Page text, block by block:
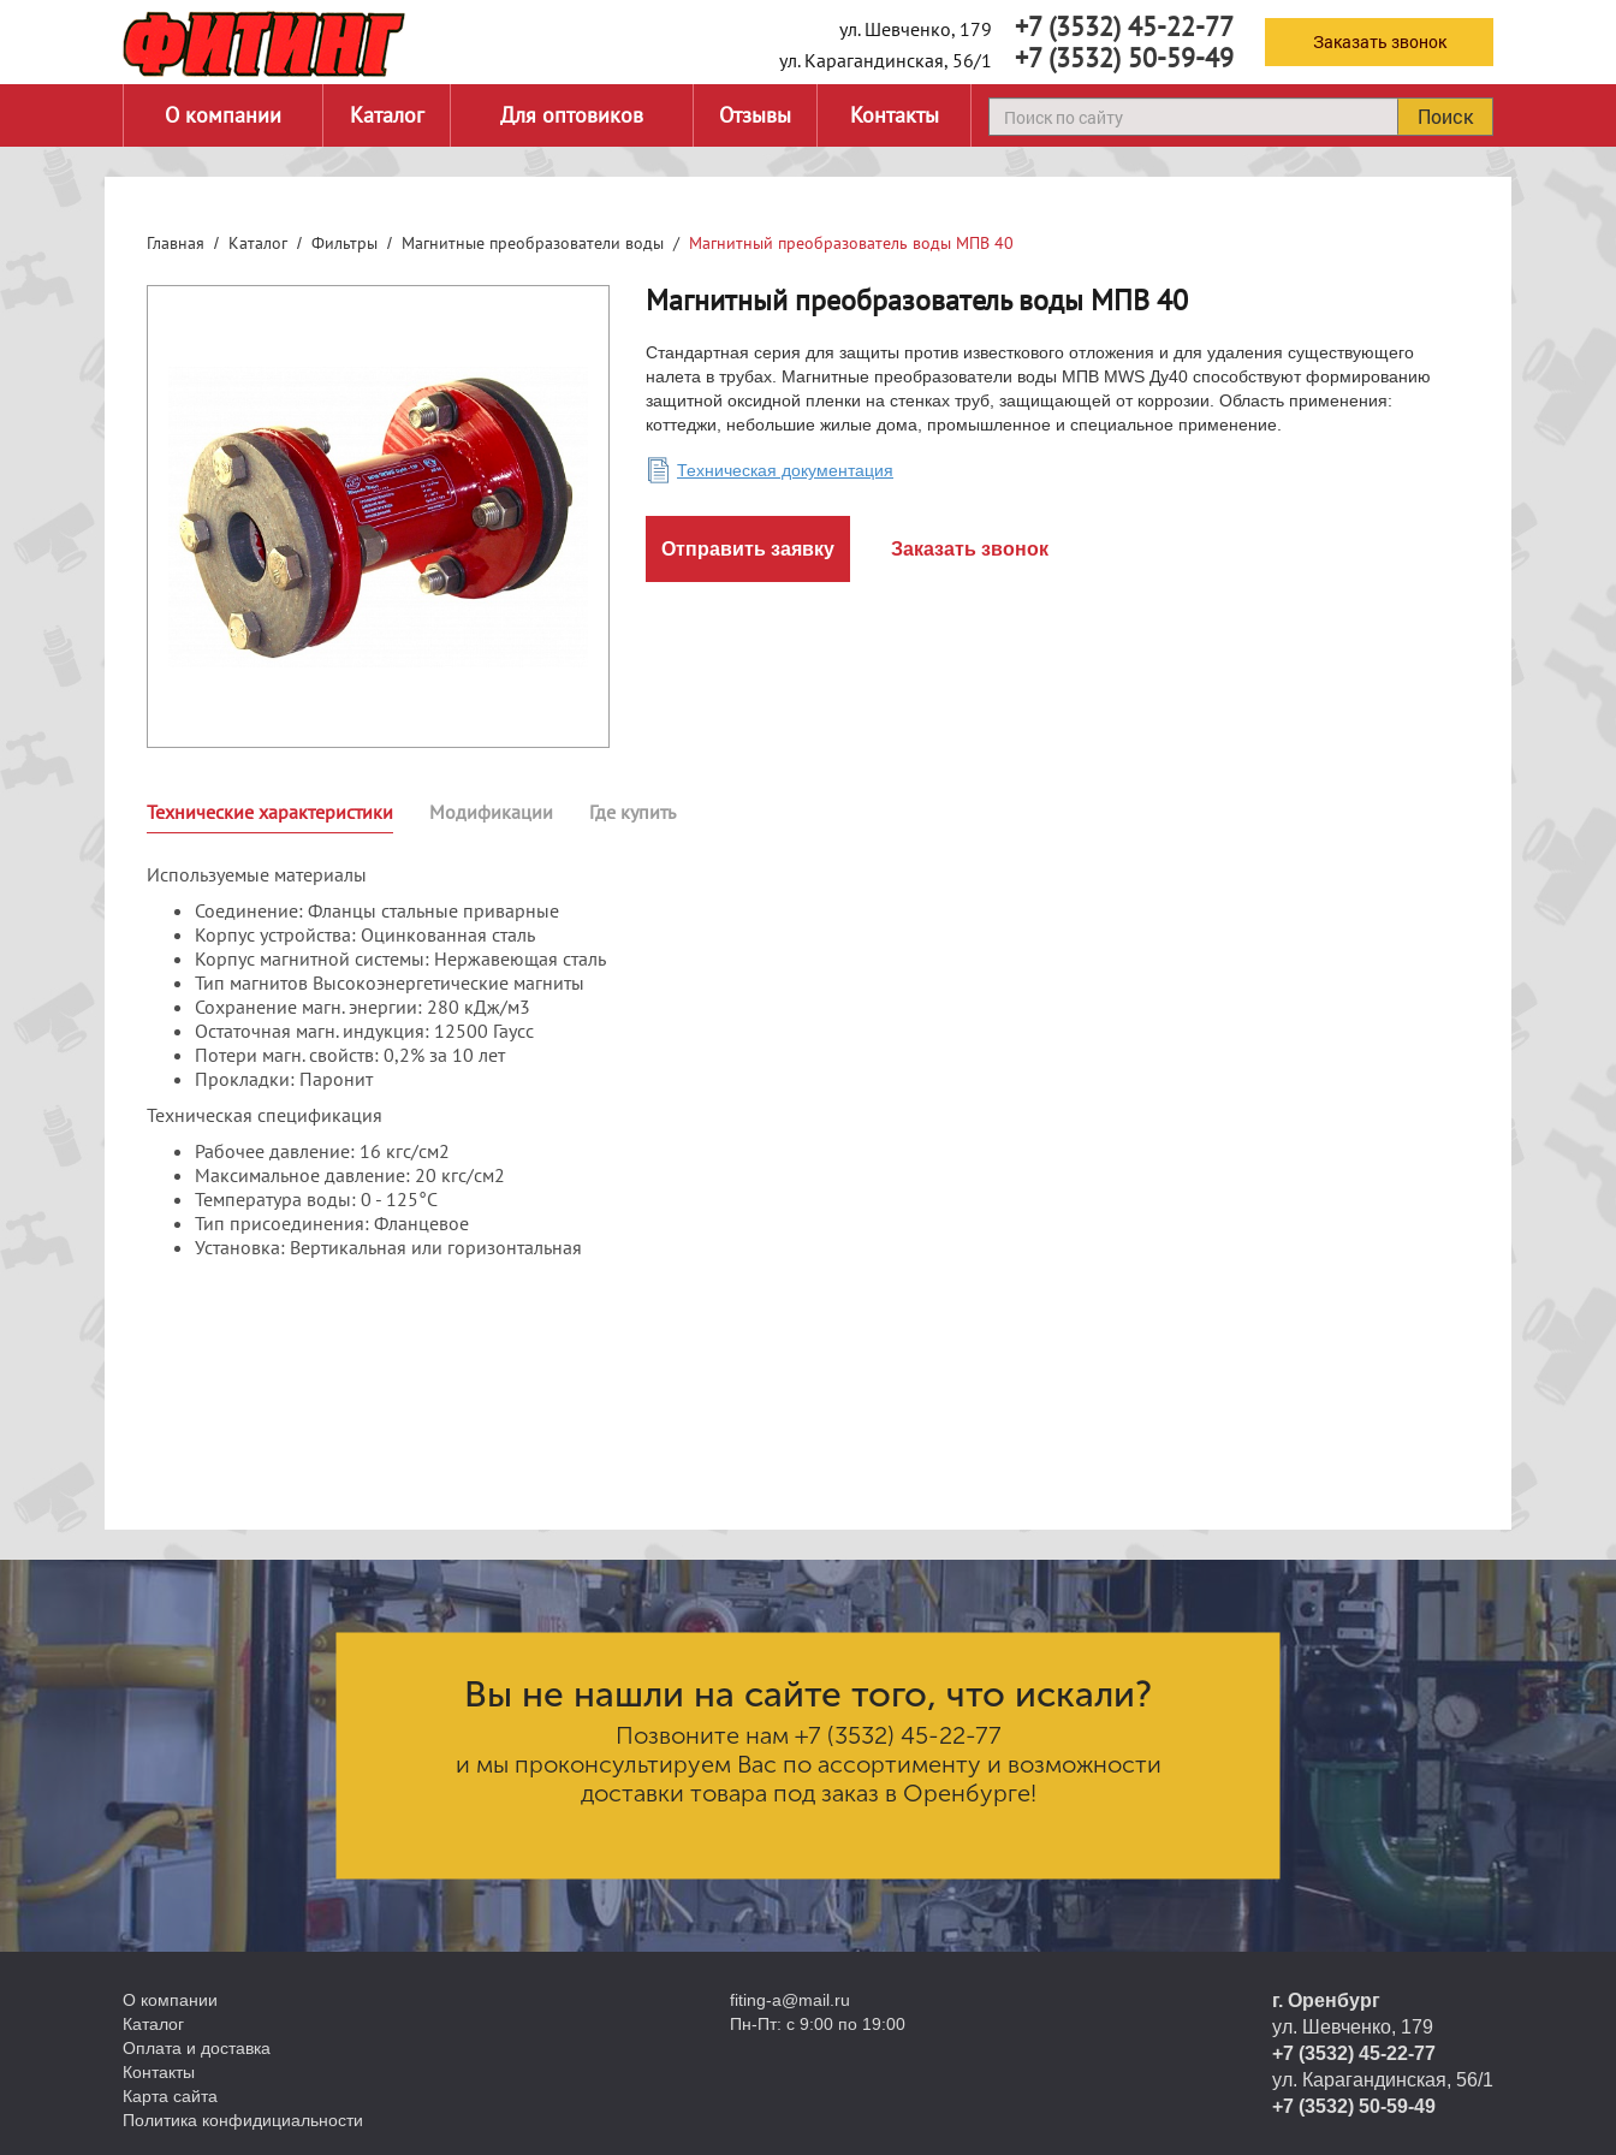
ул. Шевченко, 179 +7 (3532) 45-22-77
ул. Карагандинская, 56/1 +7 (3532) 50-59-49 Заказать звонок
О компании Каталог Для оптовиков Отзывы Контакты Поиск
Главная Каталог Фильтры Магнитные преобразователи воды Магнитный преобразователь воды МПВ 40
Магнитный преобразователь воды МПВ 40
Стандартная серия для защиты против известкового отложения и для удаления существующего
налета в трубах. Магнитные преобразователи воды МПВ MWS Ду40 способствуют формированию
защитной оксидной пленки на стенках труб, защищающей от коррозии. Область применения:
коттеджи, небольшие жилые дома, промышленное и специальное применение.
Техническая документация
Отправить заявку Заказать звонок
Технические характеристики Модификации Где купить
Используемые материалы
Соединение: Фланцы стальные приварные
Корпус устройства: Оцинкованная сталь
Корпус магнитной системы: Нержавеющая сталь
Тип магнитов Высокоэнергетические магниты
Сохранение магн. энергии: 280 кДж/м3
Остаточная магн. индукция: 12500 Гаусс
Потери магн. свойств: 0,2% за 10 лет
Прокладки: Паронит
Техническая спецификация
Рабочее давление: 16 кгс/см2
Максимальное давление: 20 кгс/см2
Температура воды: 0 - 125°С
Тип присоединения: Фланцевое
Установка: Вертикальная или горизонтальная
Вы не нашли на сайте того, что искали?
Позвоните нам +7 (3532) 45-22-77
и мы проконсультируем Вас по ассортименту и возможности
доставки товара под заказ в Оренбурге!
О компании
Каталог
Оплата и доставка
Контакты
Карта сайта
Политика конфидициальности
fiting-a@mail.ru
Пн-Пт: с 9:00 по 19:00
г. Оренбург
ул. Шевченко, 179
+7 (3532) 45-22-77
ул. Карагандинская, 56/1
+7 (3532) 50-59-49